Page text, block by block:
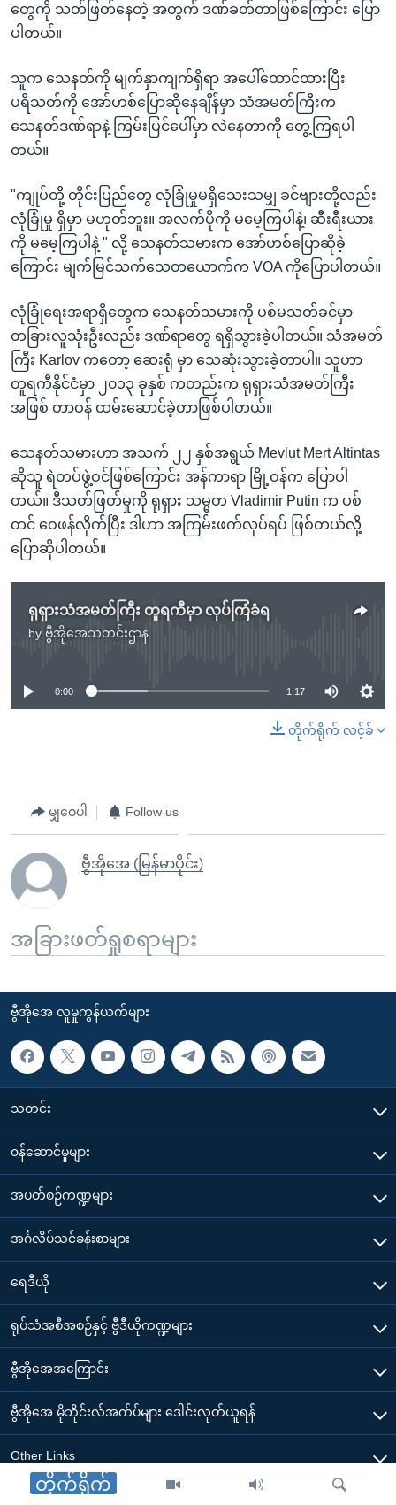
တိုက်ရိုက်
တွေကို သတ်ဖြတ်နေတဲ့ အတွက် ဒဏ်ခတ်တာဖြစ်ကြောင်း ပြော
ပါတယ်။
သူက သေနတ်ကို မျက်နှာကျက်ရှိရာ အပေါ်ထောင်ထားပြီး
ပရိသတ်ကို အော်ဟစ်ပြောဆိုနေချိန်မှာ သံအမတ်ကြီးက
သေနတ်ဒဏ်ရာနဲ့ ကြမ်းပြင်ပေါ်မှာ လဲနေတာကို တွေ့ကြရပါ
တယ်။
"ကျုပ်တို့ တိုင်းပြည်တွေ လုံခြုံမှုမရှိသေးသမျှ ခင်ဗျားတို့လည်း
လုံခြုံမှု ရှိမှာ မဟုတ်ဘူး။ အလက်ပိုကို မမေ့ကြပါနဲ့၊ ဆီးရီးယား
ကို မမေ့ကြပါနဲ့ " လို့ သေနတ်သမားက အော်ဟစ်ပြောဆိုခဲ့
ကြောင်း မျက်မြင်သက်သေတယောက်က VOA ကိုပြောပါတယ်။
လုံခြုံရေးအရာရှိတွေက သေနတ်သမားကို ပစ်မသတ်ခင်မှာ
တခြားလူသုံးဦးလည်း ဒဏ်ရာတွေ ရရှိသွားခဲ့ပါတယ်။ သံအမတ်
ကြီး Karlov ကတော့ ဆေးရုံ မှာ သေဆုံးသွားခဲ့တာပါ။ သူဟာ
တူရကီနိုင်ငံမှာ ၂၀၁၃ ခုနှစ် ကတည်းက ရုရှားသံအမတ်ကြီး
အဖြစ် တာဝန် ထမ်းဆောင်ခဲ့တာဖြစ်ပါတယ်။
သေနတ်သမားဟာ အသက် ၂၂ နှစ်အရွယ် Mevlut Mert Altintas
ဆိုသူ ရဲတပ်ဖွဲ့ဝင်ဖြစ်ကြောင်း အန်ကာရာ မြို့ဝန်က ပြောပါ
တယ်။ ဒီသတ်ဖြတ်မှုကို ရုရှား သမ္မတ Vladimir Putin က ပစ်
တင် ဝေဖန်လိုက်ပြီး ဒါဟာ အကြမ်းဖက်လုပ်ရပ် ဖြစ်တယ်လို့
ပြောဆိုပါတယ်။
ရုရှားသံအမတ်ကြီး တူရကီမှာ လုပ်ကြံခံရ
by ဗွီအိုအေသတင်းဌာန
No media source currently available
0:00 1:17
တိုက်ရိုက် လင့်ခ်
မျှဝေပါ Follow us
ဗွီအိုအေ (မြန်မာပိုင်း)
အခြားဖတ်ရှုစရာများ
ဗွီအိုအေ လူမှုကွန်ယက်များ
သတင်း
၀န်ဆောင်မှုများ
အပတ်စဉ်ကဏ္ဍများ
အင်္ဂလိပ်သင်ခန်းစာများ
ရေဒီယို
ရုပ်သံအစီအစဉ်နှင့် ဗွီဒီယိုကဏ္ဍများ
ဗွီအိုအေအကြောင်း
ဗွီအိုအေ မိုဘိုင်းလ်အက်ပ်များ ဒေါင်းလုတ်ယူရန်
Other Links